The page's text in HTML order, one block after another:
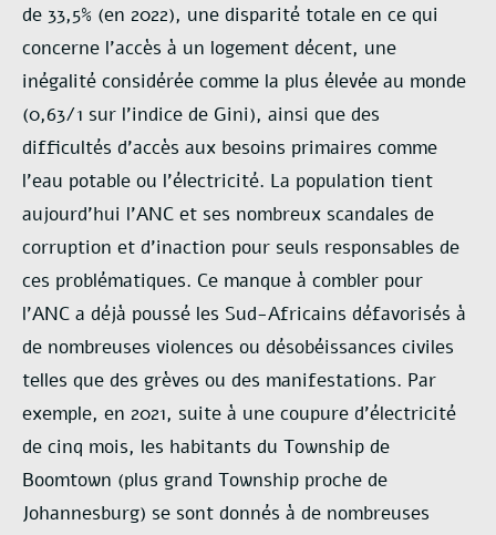
de 33,5% (en 2022), une disparité totale en ce qui
concerne l’accès à un logement décent, une
inégalité considérée comme la plus élevée au monde
(0,63/1 sur l’indice de Gini), ainsi que des
difficultés d’accès aux besoins primaires comme
l’eau potable ou l’électricité. La population tient
aujourd’hui l’ANC et ses nombreux scandales de
corruption et d’inaction pour seuls responsables de
ces problématiques. Ce manque à combler pour
l’ANC a déjà poussé les Sud-Africains défavorisés à
de nombreuses violences ou désobéissances civiles
telles que des grèves ou des manifestations. Par
exemple, en 2021, suite à une coupure d’électricité
de cinq mois, les habitants du Township de
Boomtown (plus grand Township proche de
Johannesburg) se sont donnés à de nombreuses